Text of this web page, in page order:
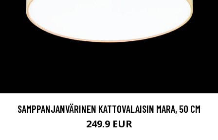
SAMPPANJANVÄRINEN KATTOVALAISIN MARA, 50 CM
249.9 EUR